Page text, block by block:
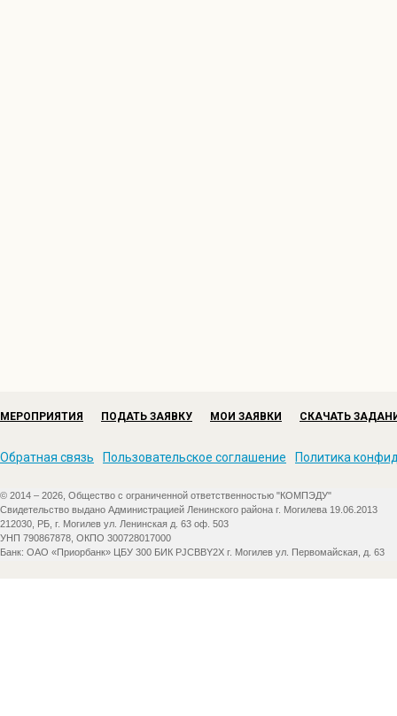
МЕРОПРИЯТИЯ ПОДАТЬ ЗАЯВКУ МОИ ЗАЯВКИ СКАЧАТЬ
Обратная связь Пользовательское соглашение Политика
© 2014 – 2026, Общество с ограниченной ответственностью "КОМПЭДУ"
Свидетельство выдано Администрацией Ленинского района г. Могилева 19.06.2013
212030, РБ, г. Могилев ул. Ленинская д. 63 оф. 503
УНП 790867878, ОКПО 300728017000
Банк: ОАО «Приорбанк» ЦБУ 300 БИК PJCBBY2X г. Могилев ул. Первомайская, д. 63